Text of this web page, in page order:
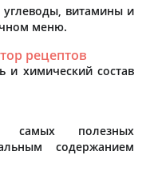
витамины и
меню.
рецептов
и химический состав
самых полезных
содержанием